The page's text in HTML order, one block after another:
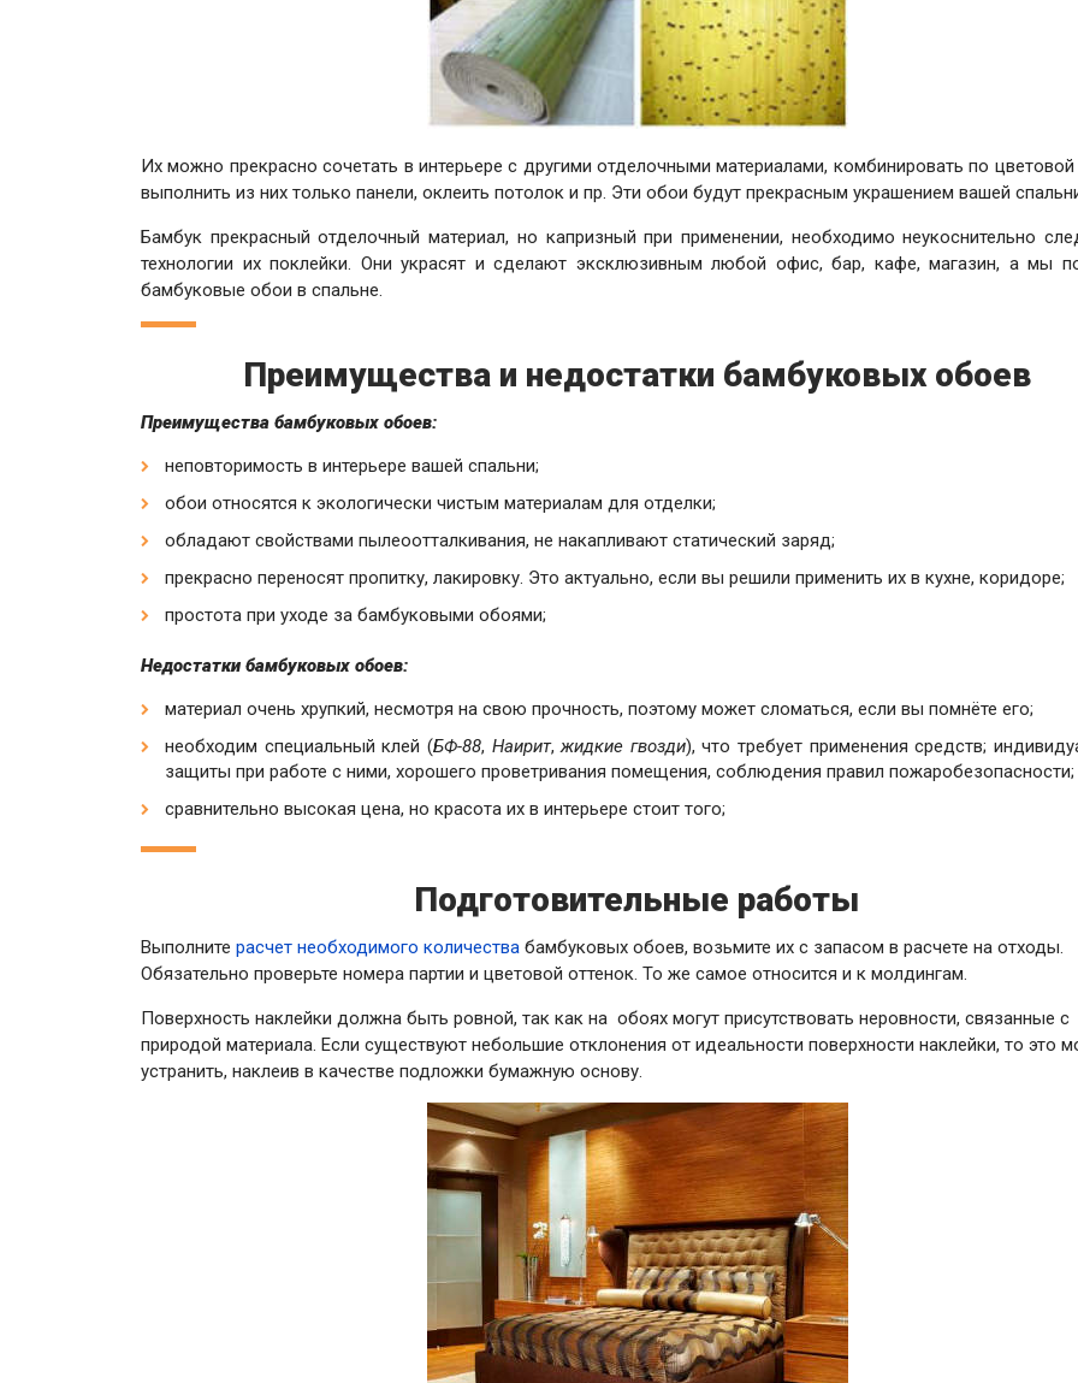
Их можно прекрасно сочетать в интерьере с другими отделочными материалами, комбинировать по цветовой
выполнить из них только панели, оклеить потолок и пр. Эти обои будут прекрасным украшением вашей
Бамбук прекрасный отделочный материал, но капризный при применении, необходимо неукоснительно
технологии их поклейки. Они украсят и сделают эксклюзивным любой офис, бар, кафе, магазин, а мы
бамбуковые обои в спальне.
Преимущества и недостатки бамбуковых обоев
Преимущества бамбуковых обоев:
неповторимость в интерьере вашей спальни;
обои относятся к экологически чистым материалам для отделки;
обладают свойствами пылеоотталкивания, не накапливают статический заряд;
прекрасно переносят пропитку, лакировку. Это актуально, если вы решили применить их в кухне, коридоре;
простота при уходе за бамбуковыми обоями;
Недостатки бамбуковых обоев:
материал очень хрупкий, несмотря на свою прочность, поэтому может сломаться, если вы помнёте его;
необходим специальный клей (БФ-88, Наирит,жидкие гвозди), что требует применения средств;
защиты при работе с ними, хорошего проветривания помещения, соблюдения правил пожаробезопасности;
cравнительно высокая цена, но красота их в интерьере стоит того;
Подготовительные работы
Выполните расчет необходимого количества бамбуковых обоев, возьмите их с запасом в расчете на отходы.
Обязательно проверьте номера партии и цветовой оттенок. То же самое относится и к молдингам.
Поверхность наклейки должна быть ровной, так как на обоях могут присутствовать неровности, связанные с
природой материала. Если существуют небольшие отклонения от идеальности поверхности наклейки, то это
устранить, наклеив в качестве подложки бумажную основу.